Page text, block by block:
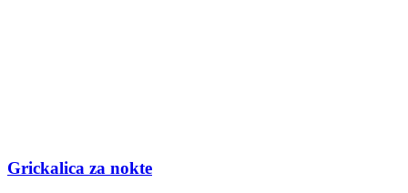
Grickalica za nokte